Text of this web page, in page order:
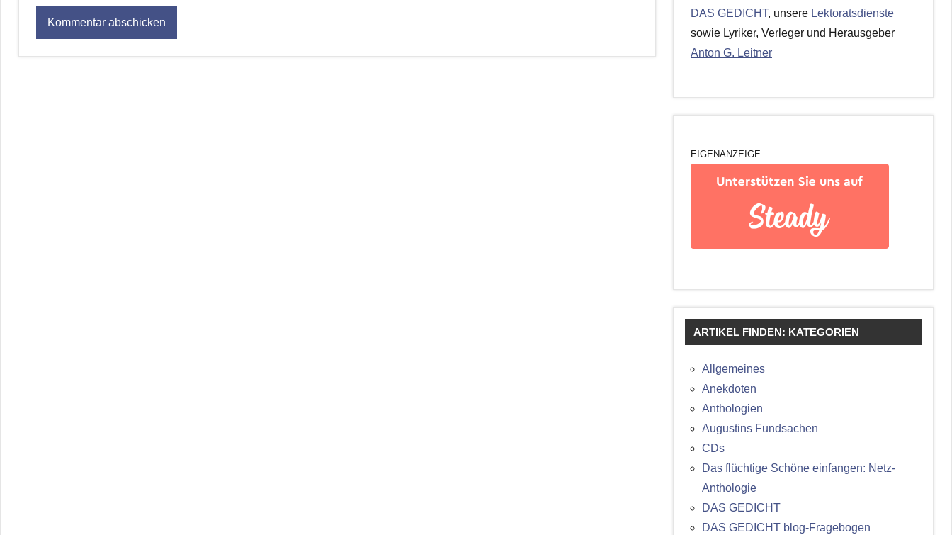
DAS GEDICHT, unsere Lektoratsdienste
sowie Lyriker, Verleger und Herausgeber
Anton G. Leitner
EIGENANZEIGE
ARTIKEL FINDEN: KATEGORIEN
Allgemeines
Anekdoten
Anthologien
Augustins Fundsachen
CDs
Das flüchtige Schöne einfangen: Netz-
Anthologie
DAS GEDICHT
DAS GEDICHT blog-Fragebogen